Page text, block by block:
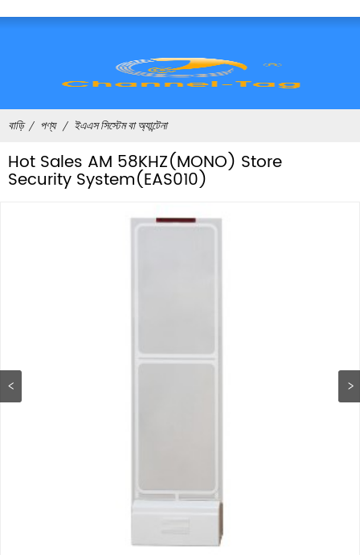
বাড়ি পণ্য ইএএস সিস্টেম বা অ্যান্টেনা
Hot Sales AM 58KHZ(MONO) Store
Security System(EAS010)